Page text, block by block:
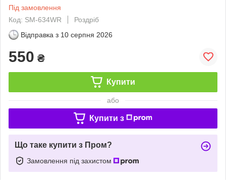
Під замовлення
Код: SM-634WR
Роздріб
Відправка з 10 серпня 2026
550 ₴
Купити
або
Купити з
Що таке купити з Пром?
Замовлення під захистом